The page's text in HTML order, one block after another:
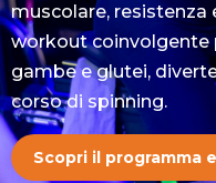
muscolare, resistenza
workout coinvolgente
gambe e glutei,
corso di spinning.
Scopri il programma